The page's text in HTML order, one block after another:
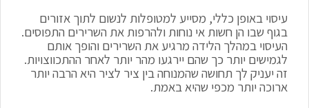
עיסוי באופן כללי, מסייע למטופלות לנשום לתוך אזורים
בגוף שבו הן חשות אי נוחות ולהרפות את השרירים התפוסים.
העיסוי במהלך הלידה מרגיע את השרירים והופך אותם
לגמישים יותר כך שהם יירגעו מהר יותר לאחר ההתכווצויות.
זה יעניק לך תחושה שהמנוחה בין ציר לציר היא הרבה יותר
ארוכה יותר מכפי שהיא באמת.